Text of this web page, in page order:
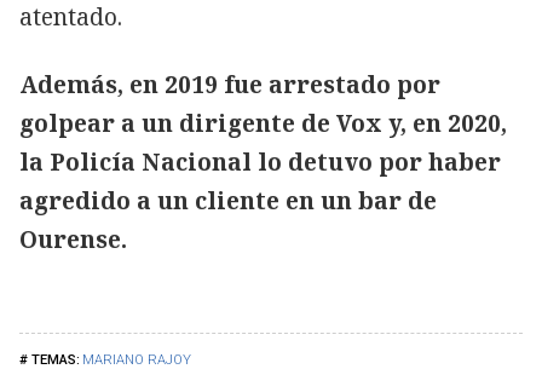
MARIANO RAJOY
atentado.
Además, en 2019 fue arrestado por
golpear a un dirigente de Vox y, en 2020,
la Policía Nacional lo detuvo por haber
agredido a un cliente en un bar de
Ourense.